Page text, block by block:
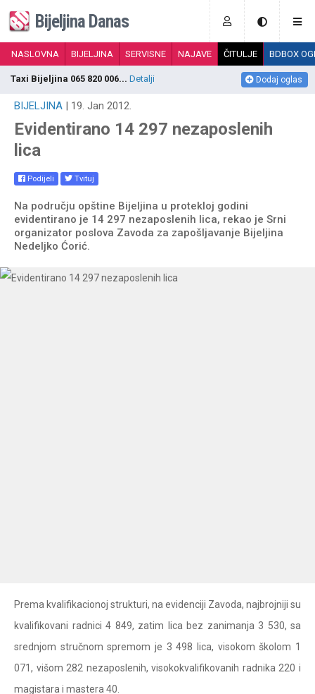
Bijeljina Danas
NASLOVNA BIJELJINA SERVISNE NAJAVE ČITULJE BDBOX
Dodaj oglas
Taxi Bijeljina 065 820 006... Detalji
BIJELJINA | 19. Jan 2012.
Evidentirano 14 297 nezaposlenih
lica
Podijeli Tvituj
Na području opštine Bijeljina u protekloj godini
evidentirano je 14 297 nezaposlenih lica, rekao je Srni
organizator poslova Zavoda za zapošljavanje Bijeljina
Nedeljko Ćorić.
Prema kvalifikacionoj strukturi, na evidenciji Zavoda, najbrojniji su
kvalifikovani radnici 4 849, zatim lica bez zanimanja 3 530, sa
srednjom stručnom spremom je 3 498 lica, visokom školom 1
071, višom 282 nezaposlenih, visokokvalifikovanih radnika 220 i
magistara i mastera 40.